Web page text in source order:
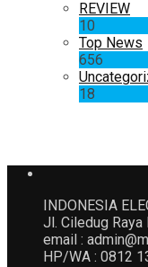
REVIEW
10
Top News
656
18
INDONESIA
Jl. Ciledug Raya
email :
HP/WA : 0812